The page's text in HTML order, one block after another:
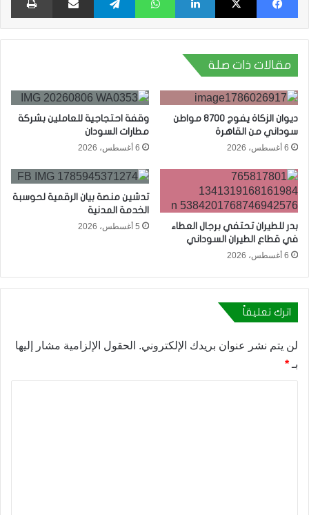
مقالات ذات صلة
ديوان الزكاة يفوج 8700 مواطن
سوداني من القاهرة
6 أغسطس، 2026
وقفة احتجاجية للعاملين بشركة
مطارات السودان
6 أغسطس، 2026
بدر للطيران تحتفي برجال العطاء
في قطاع الطيران السوداني
6 أغسطس، 2026
تدشين منصة بيان الرقمية لحوسبة
الخدمة المدنية
5 أغسطس، 2026
اترك تعليقاً
لن يتم نشر عنوان بريدك الإلكتروني. الحقول الإلزامية مشار إليها
بـ *